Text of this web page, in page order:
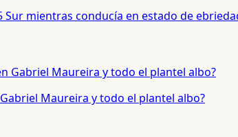
Sur mientras conducía en estado de
Maureira y todo el plantel albo?